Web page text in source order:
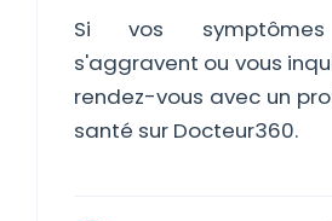
Si vos symptômes
s'aggravent ou vous
rendez-vous avec un
santé sur Docteur360.